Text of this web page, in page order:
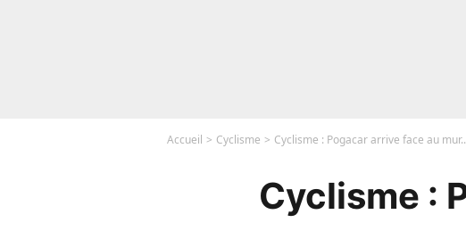
Accueil Cyclisme Cyclisme : Pogacar arrive face au
Cyclisme :